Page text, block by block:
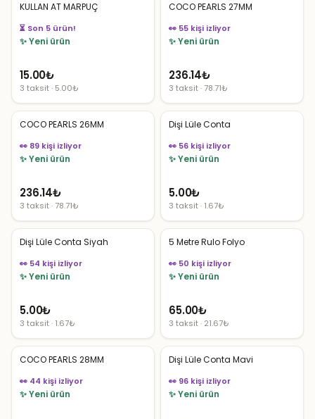
KULLAN AT MARPUÇ
👀 54 kişi izliyor
✨ Yeni ürün
15.00₺
3 taksit · 5.00₺
COCO PEARLS 27MM
👀 55 kişi izliyor
✨ Yeni ürün
236.14₺
3 taksit · 78.71₺
COCO PEARLS 26MM
👀 89 kişi izliyor
✨ Yeni ürün
236.14₺
3 taksit · 78.71₺
Dişi Lüle Conta
👀 56 kişi izliyor
✨ Yeni ürün
5.00₺
3 taksit · 1.67₺
Dişi Lüle Conta Siyah
👀 54 kişi izliyor
✨ Yeni ürün
5.00₺
3 taksit · 1.67₺
5 Metre Rulo Folyo
👀 50 kişi izliyor
✨ Yeni ürün
65.00₺
3 taksit · 21.67₺
COCO PEARLS 28MM
👀 44 kişi izliyor
✨ Yeni ürün
Dişi Lüle Conta Mavi
👀 96 kişi izliyor
✨ Yeni ürün